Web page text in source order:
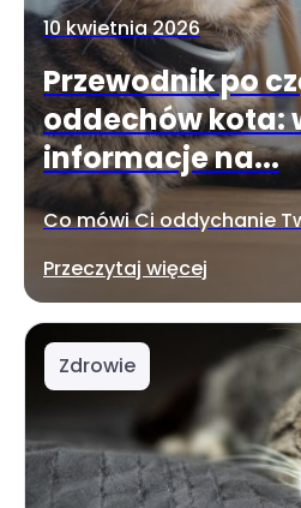
10 kwietnia 2026
Przewodnik po
oddechów kota:
informacje na...
Co mówi Ci oddychanie
Przeczytaj więcej
Zdrowie